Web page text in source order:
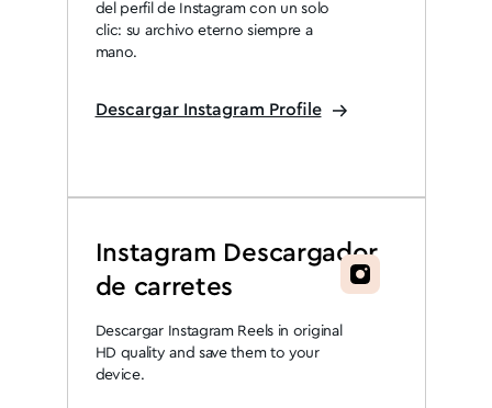
del perfil de Instagram con un solo
clic: su archivo eterno siempre a
mano.
Descargar Instagram Profile
Instagram Descargador
de carretes
Descargar Instagram Reels in original
HD quality and save them to your
device.